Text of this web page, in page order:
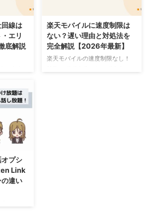
線は
エリ
底解説
解説。
線？今は
手順・注
。
楽天モバイルに速度制限は
ない？遅い理由と対処法を
完全解説【2026年最新】
楽天モバイルの速度制限なし！
プシ
Link
違い